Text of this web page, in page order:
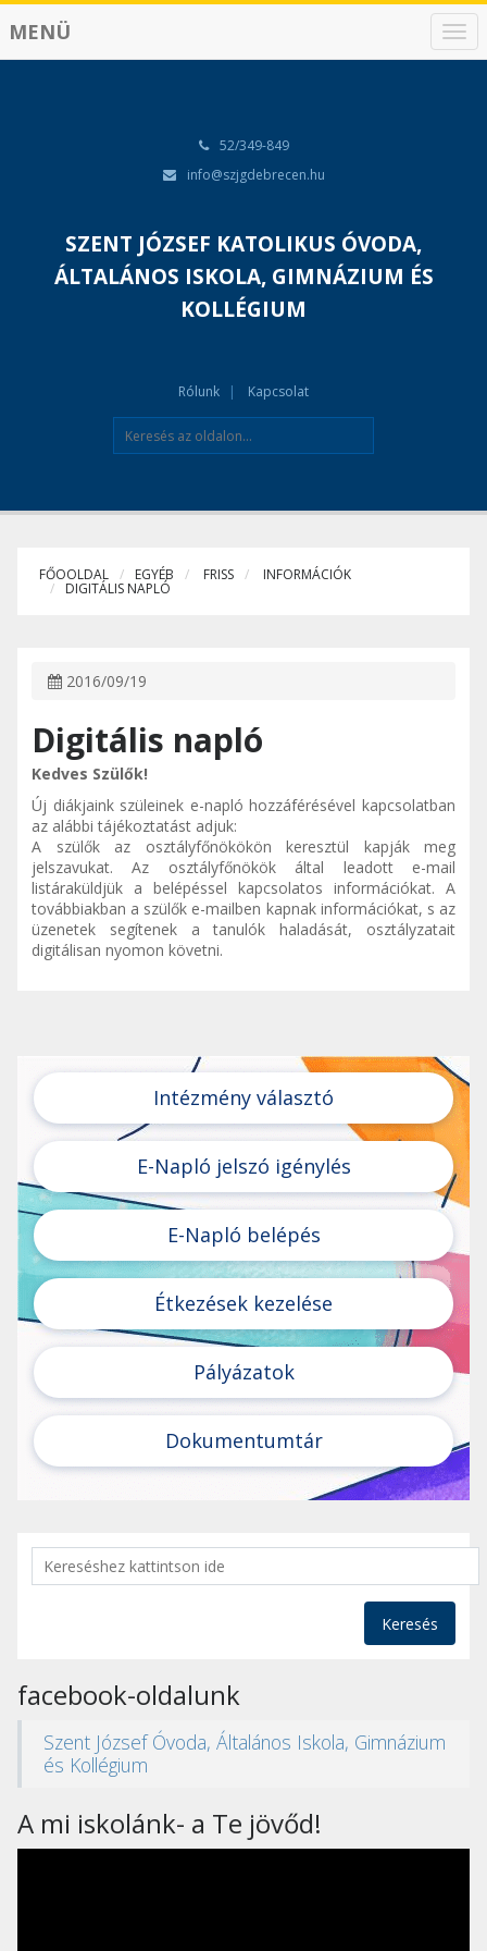
N
a
MENÜ
52/349-849
info@szjgdebrecen.hu
SZENT JÓZSEF KATOLIKUS ÓVODA,
ÁLTALÁNOS ISKOLA, GIMNÁZIUM ÉS
KOLLÉGIUM
Rólunk Kapcsolat
FŐOOLDAL EGYÉB FRISS INFORMÁCIÓK
DIGITÁLIS NAPLÓ
2016/09/19
Digitális napló
Kedves Szülők!
Új diákjaink szüleinek e-napló hozzáférésével kapcsolatban
az alábbi tájékoztatást adjuk:
A szülők az osztályfőnökökön keresztül kapják meg
jelszavukat. Az osztályfőnökök által leadott e-mail
listáraküldjük a belépéssel kapcsolatos információkat. A
továbbiakban a szülők e-mailben kapnak információkat, s az
üzenetek segítenek a tanulók haladását, osztályzatait
digitálisan nyomon követni.
Intézmény választó
E-Napló jelszó igénylés
E-Napló belépés
Étkezések kezelése
Pályázatok
Dokumentumtár
Keresés
facebook-oldalunk
Szent József Óvoda, Általános Iskola, Gimnázium
és Kollégium
A mi iskolánk- a Te jövőd!